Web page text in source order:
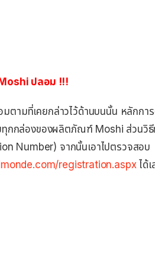
ปลอม !!!
ตามที่เคยกล่าวไว้ด้านบนนั้น หลักก
ทุกกล่องของผลิตภัณฑ์ Moshi ส่วนวิ
Number) จากนั้นเอาไปตรวจสอบ
registration.aspxได้เ